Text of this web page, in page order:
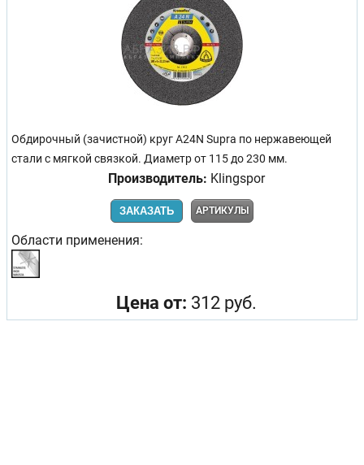
Обдирочный (зачистной) круг A24N Supra по нержавеющей
стали с мягкой связкой. Диаметр от 115 до 230 мм.
Производитель: Klingspor
ЗАКАЗАТЬ АРТИКУЛЫ
Области применения:
Цена от: 312 руб.